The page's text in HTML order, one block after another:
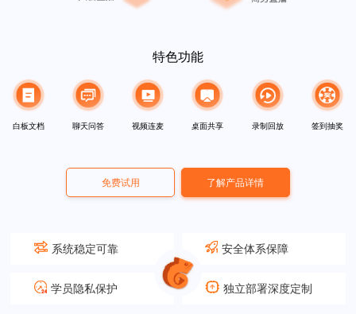
特色功能
白板文档 聊天问答 视频连麦 桌面共享 录制回放 签到抽奖
免费试用 了解产品详情
系统稳定可靠 安全体系保障
学员隐私保护 独立部署深度定制